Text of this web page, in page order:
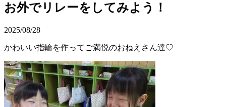
お外でリレーをしてみよう！
2025/08/28
かわいい指輪を作ってご満悦のおねえさん達♡